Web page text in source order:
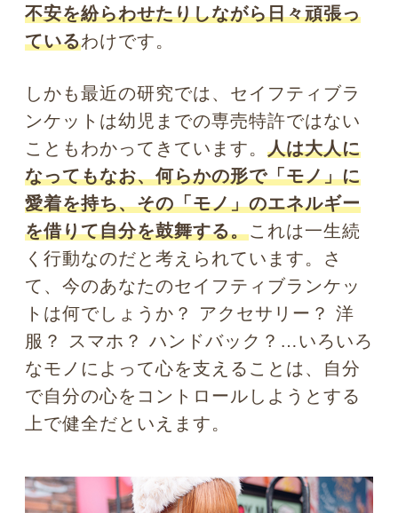
アクセサリーをたくさん身につけて
いる人の心は、実は繊細!?
しかし、それにも程度の問題があります
よね。たとえば私の相談者では、頭から
足先まで全身を埋め尽くすほどのアクセ
サリーをつけてくる人がいます。そのよ
うな場合は、不安傾向が高くなっていな
いか？もしくは人間不信になっていない
ています。セイフティブランケットの理
論で考えれば、アクセサリーがあまりに
も多いということは、それだけ心の
「鎧」も厚い可能性がある
ことになりま
す。
もしれませんね。TPO関係なく、いつも
アクセサリーをじゃらじゃらと身に着け